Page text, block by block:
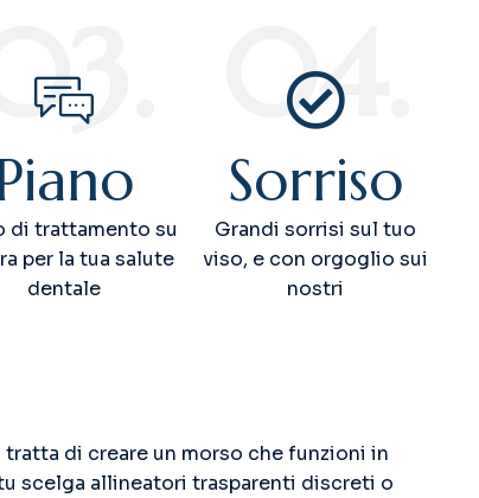
03.
di trattamento su
per la tua salute
dentale
04.
Sorriso
Grandi sorrisi sul tuo
viso, e con orgoglio sui
nostri
di creare un morso che funzioni in
scelga allineatori trasparenti discreti o